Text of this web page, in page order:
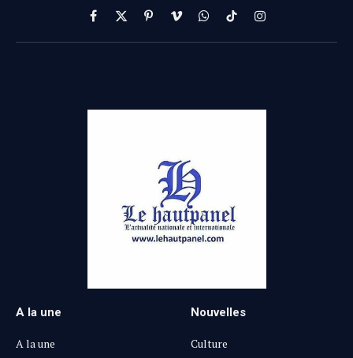
Facebook
X
(Twitter)
PinterestVimeoWhatsApp
TikTokInstagram
A la une
A la une
Nouvelles
Culture